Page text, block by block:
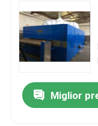
Miglior